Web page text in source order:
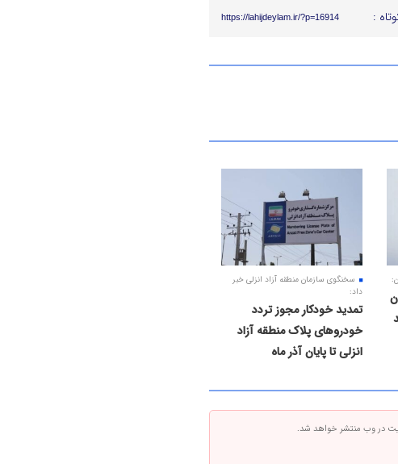
:
https://lahijdeylam.ir/?p=16914
سخنگوی سازمان منطقه آزاد انزلی خبر
داد:
تمدید خودکار مجوز تردد
خودروهای پلاک منطقه آزاد
انزلی تا پایان آذر ماه
در وب منتشر خواهد شد.